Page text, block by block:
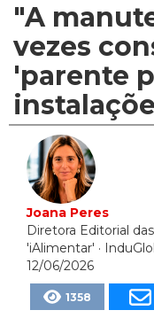
"A
vezes
'parente
Joana Peres
Diretora Editorial
'iAlimentar' ·
12/06/2026
1358